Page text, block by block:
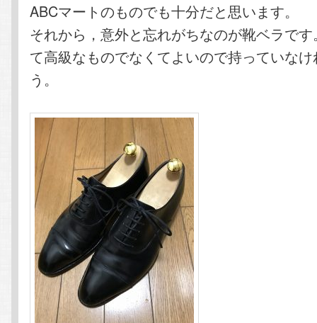
ABCマートのものでも十分だと思います。
それから，意外と忘れがちなのが靴ベラで
て高級なものでなくてよいので持っていな
う。